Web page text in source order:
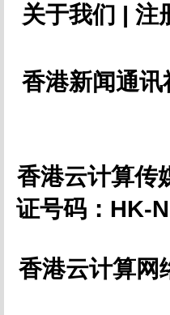
关于我们 | 注
香港新闻通
香港云计算传
证号码：HK-
香港云计算网